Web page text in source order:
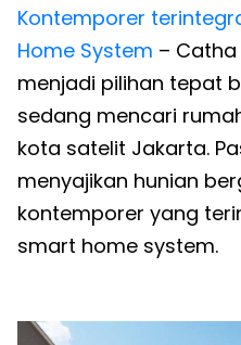
Kontemporer
Home System –
menjadi pilihan tepat
sedang mencari
kota satelit Jakarta.
menyajikan hunian
kontemporer yang
smart home system.